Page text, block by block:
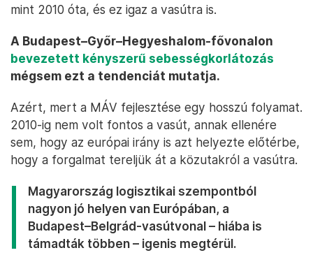
mint 2010 óta, és ez igaz a vasútra is.
A Budapest–Győr–Hegyeshalom-fővonalon
bevezetett kényszerű sebességkorlátozás
mégsem ezt a tendenciát mutatja.
Azért, mert a MÁV fejlesztése egy hosszú folyamat.
2010-ig nem volt fontos a vasút, annak ellenére
sem, hogy az európai irány is azt helyezte előtérbe,
hogy a forgalmat tereljük át a közutakról a vasútra.
Magyarország logisztikai szempontból
nagyon jó helyen van Európában, a
Budapest–Belgrád-vasútvonal – hiába is
támadták többen – igenis megtérül.